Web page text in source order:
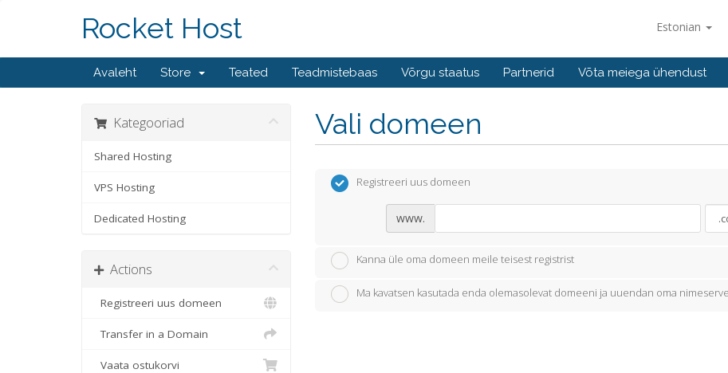
Estonian
Rocket Host
Avaleht Store Teated Teadmistebaas Võrgu staatus Partnerid Võta meiega ühendust
Vali domeen
Kategooriad
Shared Hosting
VPS Hosting
Dedicated Hosting
Actions
Registreeri uus domeen
Transfer in a Domain
Vaata ostukorvi
Registreeri uus domeen
www.
Kanna üle oma domeen meile teisest registrist
Ma kavatsen kasutada enda olemasolevat domeeni ja uuendan oma